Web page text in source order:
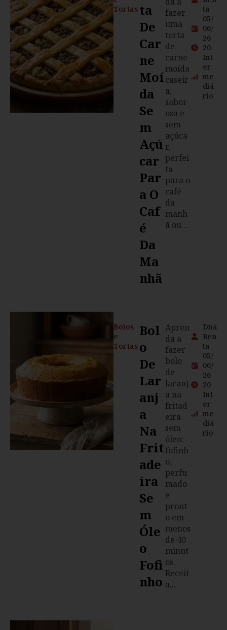
Tortas Ta
De
Car
Ne
Moí
Da
Se
M
Açú
Car
Par
A O
Caf
É
Da
Ma
Nhã
fazer
uma
torta
de
carne
moída
caseir
a,
sabor
osa e
sem
açúca
r,
perfei
ta
para o
café
da
manh
ã ou...
ta
05/
06/
26
20
Int
er
me
diá
rio
Bolos
e
Tortas
Bol
O
De
Lar
Anj
A
Na
Frit
Ade
Ira
Se
M
Óle
O
Fofi
Nho
Apren
da a
fazer
bolo
de
laranj
a na
fritad
eira
sem
óleo:
fofinh
o,
perfu
mado
e
pront
o em
menos
de 40
minut
os.
Receit
a...
Dna
Ben
ta
05/
06/
26
20
Int
er
me
diá
rio